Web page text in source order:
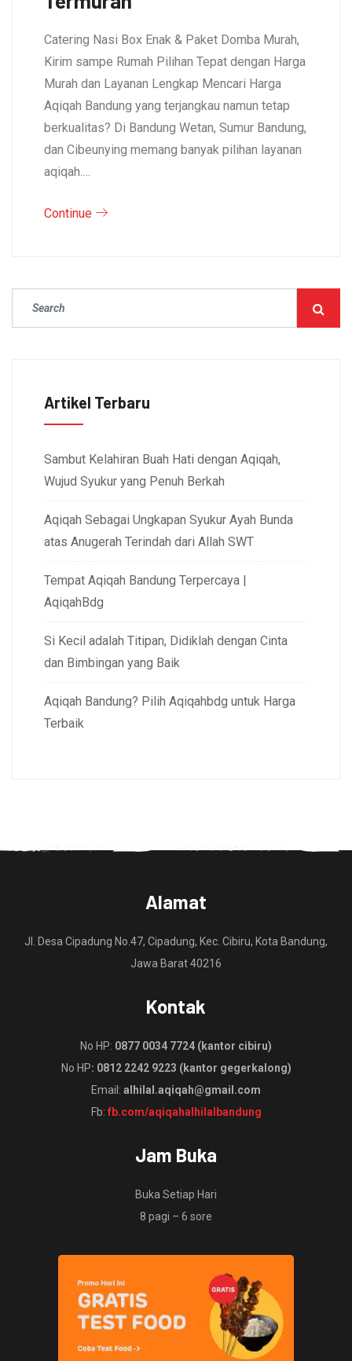
Catering Nasi Box Enak & Paket Domba Murah,
Kirim sampe Rumah Pilihan Tepat dengan Harga
Murah dan Layanan Lengkap Mencari Harga
Aqiqah Bandung yang terjangkau namun tetap
berkualitas? Di Bandung Wetan, Sumur Bandung,
dan Cibeunying memang banyak pilihan layanan
aqiqah.…
Continue
Artikel Terbaru
Sambut Kelahiran Buah Hati dengan Aqiqah,
Wujud Syukur yang Penuh Berkah
Aqiqah Sebagai Ungkapan Syukur Ayah Bunda
atas Anugerah Terindah dari Allah SWT
Tempat Aqiqah Bandung Terpercaya |
AqiqahBdg
Si Kecil adalah Titipan, Didiklah dengan Cinta
dan Bimbingan yang Baik
Aqiqah Bandung? Pilih Aqiqahbdg untuk Harga
Terbaik
Alamat
Jl. Desa Cipadung No.47, Cipadung, Kec. Cibiru, Kota Bandung,
Jawa Barat 40216
Kontak
No HP: 0877 0034 7724 (kantor cibiru)
No HP: 0812 2242 9223 (kantor gegerkalong)
Email: alhilal.aqiqah@gmail.com
Fb: fb.com/aqiqahalhilalbandung
Jam Buka
Buka Setiap Hari
8 pagi – 6 sore